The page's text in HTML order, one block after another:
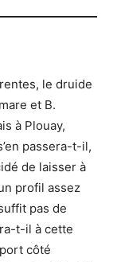
le druide
et B.
à Plouay,
passera-t-il,
de laisser à
profil assez
pas de
t-il à cette
côté